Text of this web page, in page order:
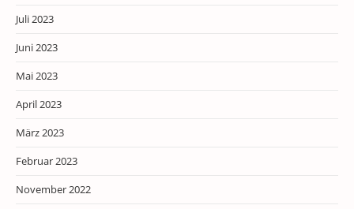
Juli 2023
Juni 2023
Mai 2023
April 2023
März 2023
Februar 2023
November 2022